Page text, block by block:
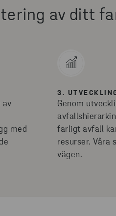
av ditt
av
med
3.
Genom
farligt avfall
resurser. Våra
vägen.